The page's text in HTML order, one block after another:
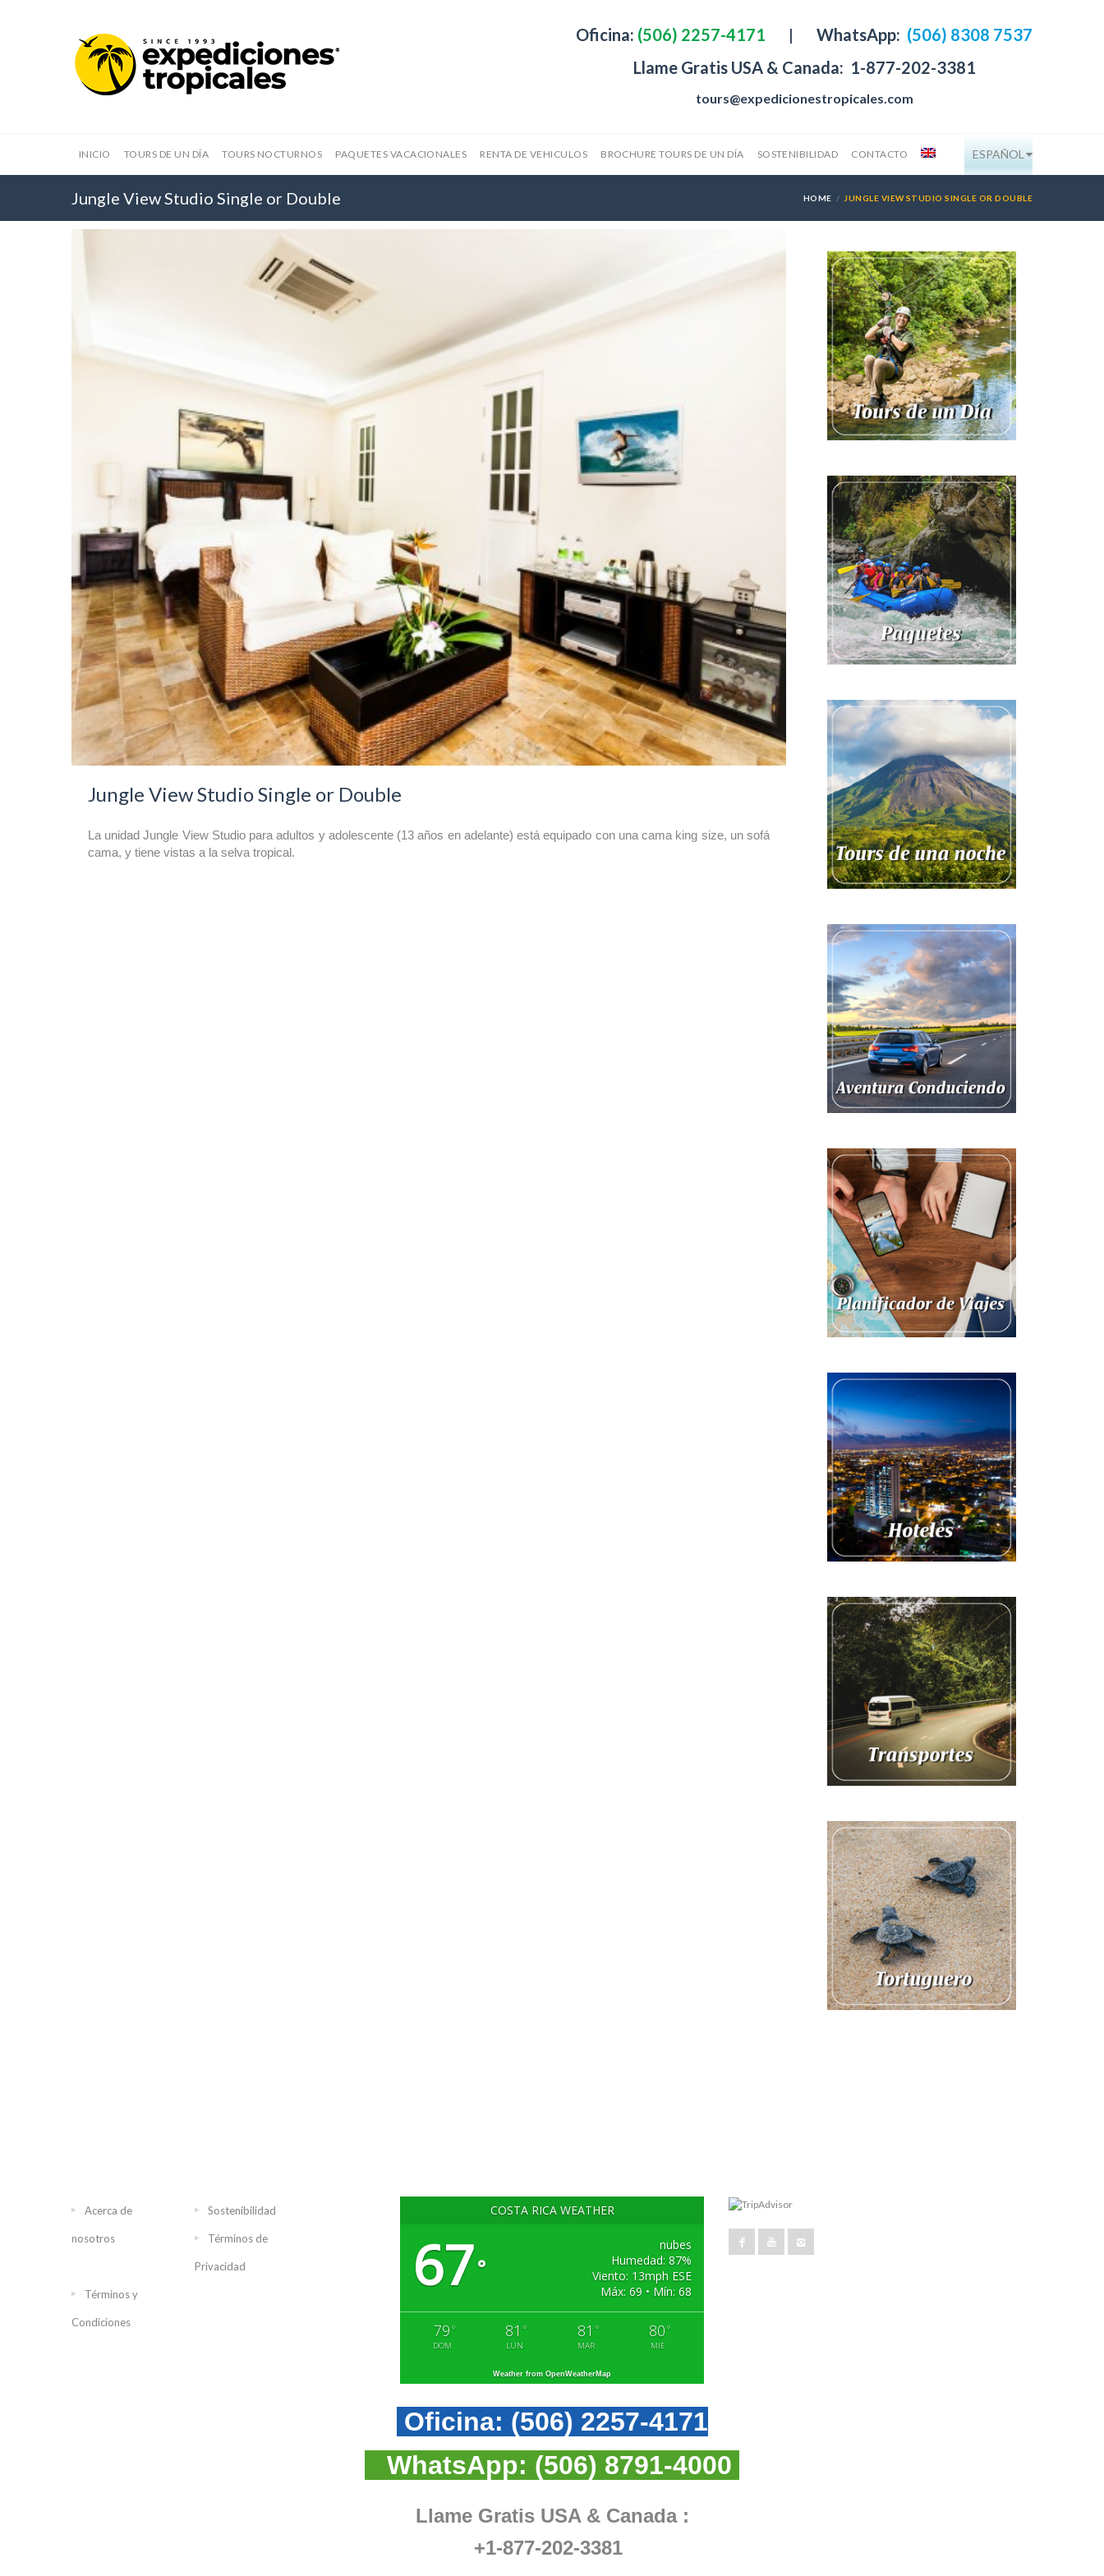
Oficina: (506) 2257-4171 | WhatsApp: (506) 8308 7537
Llame Gratis USA & Canada: 1-877-202-3381
tours@expedicionestropicales.com
INICIO TOURS DE UN DÍA TOURS NOCTURNOS PAQUETES VACACIONALES RENTA DE VEHICULOS BROCHURE TOURS DE UN DÍA SOSTENIBILIDAD CONTACTO ESPAÑOL
Jungle View Studio Single or Double HOME JUNGLE VIEW STUDIO SINGLE OR DOUBLE
Jungle View Studio Single or Double
La unidad Jungle View Studio para adultos y adolescente (13 años en adelante) está equipado con una cama king size, un sofá
cama, y tiene vistas a la selva tropical.
Acerca de
nosotros
Sostenibilidad
Términos de
Privacidad
Términos y
Condiciones
COSTA RICA WEATHER
67°
nubes
Humedad: 87%
Viento: 13mph ESE
Máx: 69 • Mín: 68
79 °
DOM
81 °
LUN
81 °
MAR
80 °
MIE
Weather from OpenWeatherMap
Oficina: (506) 2257-4171
WhatsApp: (506) 8791-4000
Llame Gratis USA & Canada :
+1-877-202-3381